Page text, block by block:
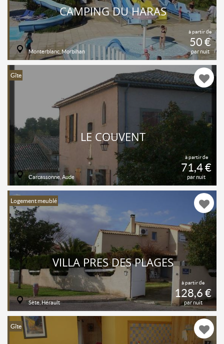
à partir de
50 €
par nuit
CAMPING DU HARAS
Monterblanc, Morbihan
Gîte
à partir de
71,4 €
par nuit
LE COUVENT
Carcassonne, Aude
Logement meublé
à partir de
128,6 €
par nuit
VILLA PRES DES PLAGES
Sète, Hérault
Gîte